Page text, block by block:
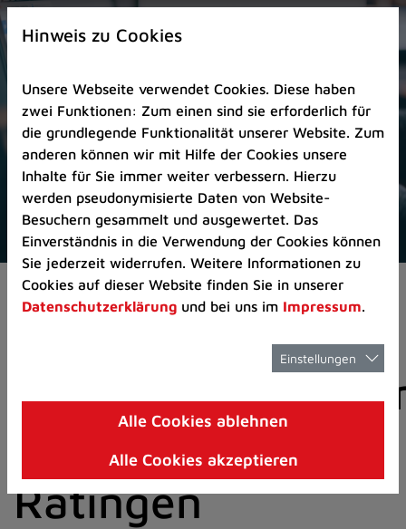
Zur
Startseite
Zum
Seitenanfang
springen
(Schnelltaste
A)
Zur
Navigation/Menü
springen
(Schnelltaste
M)
Zur
8)
I)
Aktuelles Pressemitteilungen
der Stadt
Ratingen
Hinweis zu Cookies
Unsere Webseite verwendet Cookies. Diese haben
zwei Funktionen: Zum einen sind sie erforderlich für
die grundlegende Funktionalität unserer Website. Zum
anderen können wir mit Hilfe der Cookies unsere
Inhalte für Sie immer weiter verbessern. Hierzu
werden pseudonymisierte Daten von Website-
Besuchern gesammelt und ausgewertet. Das
Einverständnis in die Verwendung der Cookies können
Sie jederzeit widerrufen. Weitere Informationen zu
Cookies auf dieser Website finden Sie in unserer
Datenschutzerklärung und bei uns im Impressum.
Einstellungen
Alle Cookies ablehnen
Alle Cookies akzeptieren